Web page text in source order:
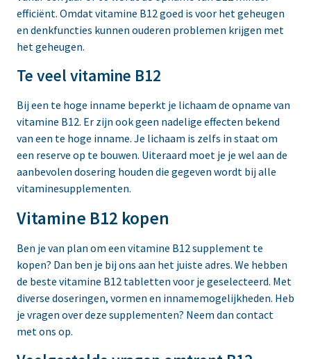
efficiënt. Omdat vitamine B12 goed is voor het geheugen
en denkfuncties kunnen ouderen problemen krijgen met
het geheugen.
Te veel vitamine B12
Bij een te hoge inname beperkt je lichaam de opname van
vitamine B12. Er zijn ook geen nadelige effecten bekend
van een te hoge inname. Je lichaam is zelfs in staat om
een reserve op te bouwen. Uiteraard moet je je wel aan de
aanbevolen dosering houden die gegeven wordt bij alle
vitaminesupplementen.
Vitamine B12 kopen
Ben je van plan om een vitamine B12 supplement te
kopen? Dan ben je bij ons aan het juiste adres. We hebben
de beste vitamine B12 tabletten voor je geselecteerd. Met
diverse doseringen, vormen en innamemogelijkheden. Heb
je vragen over deze supplementen? Neem dan contact
met ons op.